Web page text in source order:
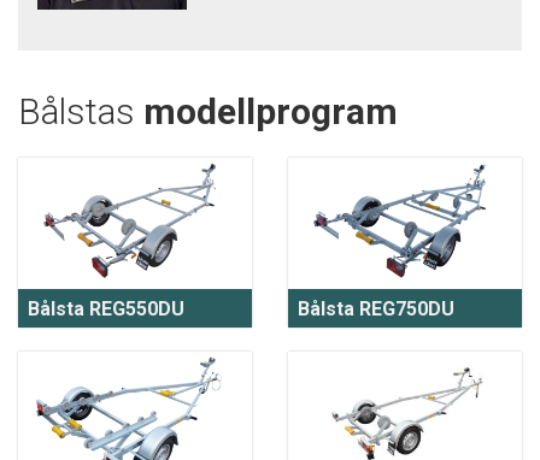
Bålstas modellprogram
Bålsta REG550DU Bålsta REG750DU